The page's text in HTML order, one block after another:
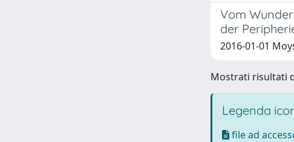
Vom
der
2016-01-01
Mostrati risultati
Legenda
file ad